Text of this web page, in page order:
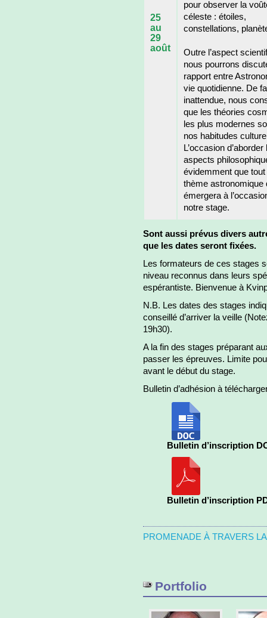
25
au
29
août
pour observer la
céleste : étoiles,
constellations,
Outre l’aspect
nous pourrons
rapport entre
vie quotidienne. De
inattendue, nous
que les théories
les plus modernes
nos habitudes
L’occasion d’aborder
aspects
évidemment que tout
thème astronomique
émergera à
notre stage.
Sont aussi prévus divers
que les dates seront fixées.
Les formateurs de ces stages
niveau reconnus dans leurs
espérantiste. Bienvenue à
N.B. Les dates des stages
conseillé d’arriver la veille
19h30).
A la fin des stages préparant
passer les épreuves. Limite
avant le début du stage.
Bulletin d’adhésion à
Bulletin d’inscription
Bulletin d’inscription
PROMENADE À TRAVERS
Portfolio